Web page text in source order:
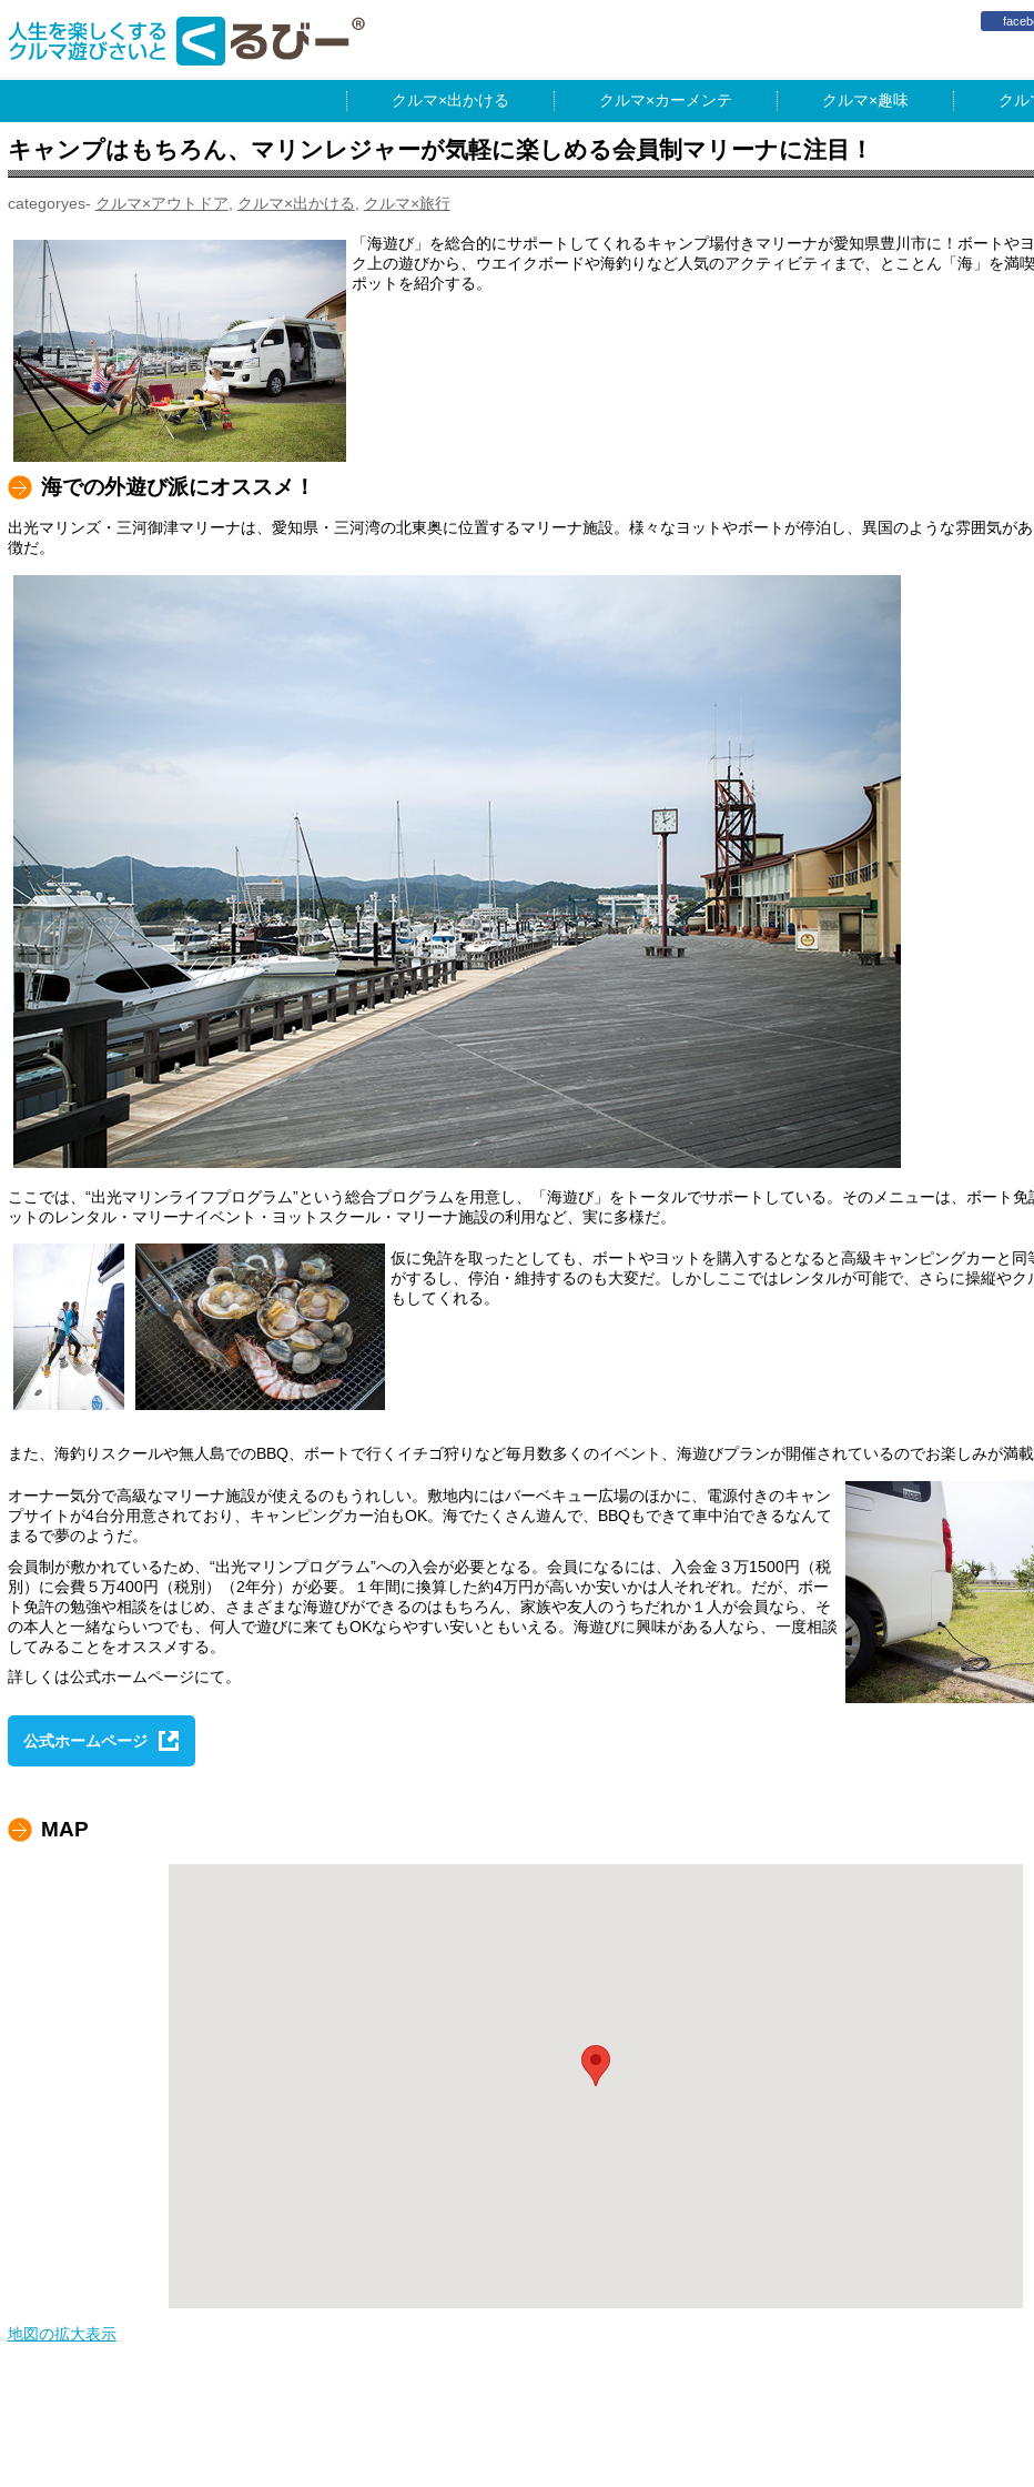
出かける カーメンテ 趣味
キャンプはもちろん、マリンレジャーが気軽に楽しめる会員制マリーナに注目！
クルマ×アウトドア クルマ×出かける クルマ×旅行
「海遊び」を総合的にサポートしてくれるキャンプ場付きマリーナが愛知県豊川市に！ボートや
ク上の遊びから、ウエイクボードや海釣りなど人気のアクティビティまで、とことん「海」を満
ポットを紹介する。
海での外遊び派にオススメ！
出光マリンズ・三河御津マリーナは、愛知県・三河湾の北東奥に位置するマリーナ施設。様々なヨットやボートが停泊し、異国のような雰囲気が
徴だ。
ここでは、“出光マリンライフプログラム”という総合プログラムを用意し、「海遊び」をトータルでサポートしている。そのメニューは、ボート免
ットのレンタル・マリーナイベント・ヨットスクール・マリーナ施設の利用など、実に多様だ。
仮に免許を取ったとしても、ボートやヨットを購入するとなると高級キャンピングカーと同
がするし、停泊・維持するのも大変だ。しかしここではレンタルが可能で、さらに操縦やク
もしてくれる。
また、海釣りスクールや無人島でのBBQ、ボートで行くイチゴ狩りなど毎月数多くのイベント、海遊びプランが開催されているのでお楽しみが満載
オーナー気分で高級なマリーナ施設が使えるのもうれしい。敷地内にはバーベキュー広場のほかに、電源付きのキャン
プサイトが4台分用意されており、キャンピングカー泊もOK。海でたくさん遊んで、BBQもできて車中泊できるなんて
まるで夢のようだ。
会員制が敷かれているため、“出光マリンプログラム”への入会が必要となる。会員になるには、入会金３万1500円（税
別）に会費５万400円（税別）（2年分）が必要。１年間に換算した約4万円が高いか安いかは人それぞれ。だが、ボー
ト免許の勉強や相談をはじめ、さまざまな海遊びができるのはもちろん、家族や友人のうちだれか１人が会員なら、そ
の本人と一緒ならいつでも、何人で遊びに来てもOKならやすい安いともいえる。海遊びに興味がある人なら、一度相談
してみることをオススメする。
詳しくは公式ホームページにて。
公式ホームページ
MAP
地図の拡大表示